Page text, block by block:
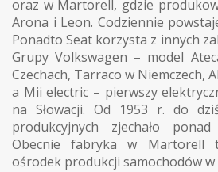
oraz w Martorell, gdzie
Arona i Leon. Codziennie
Ponadto Seat korzysta z innych
Grupy Volkswagen – model
Czechach, Tarraco w Niemczech,
a Mii electric – pierwszy
na Słowacji. Od 1953 r. do
produkcyjnych zjechało
Obecnie fabryka w Martorell
ośrodek produkcji samochodów w